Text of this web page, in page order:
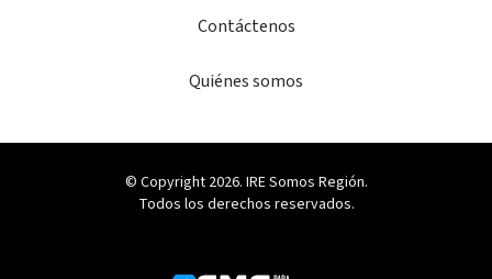
Contáctenos
Quiénes somos
© Copyright 2026. IRE Somos Región.
Todos los derechos reservados.